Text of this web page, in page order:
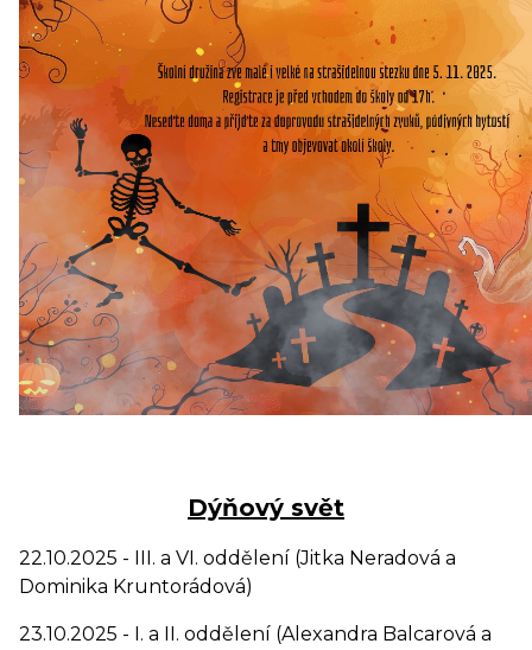
Dýňový svět
22.10.2025 - III. a VI. oddělení (Jitka Neradová a
Dominika Kruntorádová)
23.10.2025 - I. a II. oddělení (Alexandra Balcarová a